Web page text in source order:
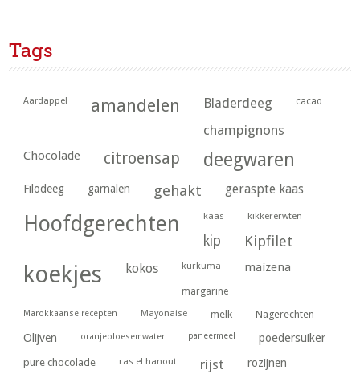
Tags
Aardappel amandelen Bladerdeeg cacao
champignons
Chocolade citroensap deegwaren
Filodeeg garnalen gehakt geraspte kaas
Hoofdgerechten kaas kikkererwten
kip Kipfilet
koekjes kokos kurkuma maizena
margarine
Marokkaanse recepten Mayonaise melk Nagerechten
Olijven oranjebloesemwater paneermeel poedersuiker
pure chocolade ras el hanout rijst rozijnen